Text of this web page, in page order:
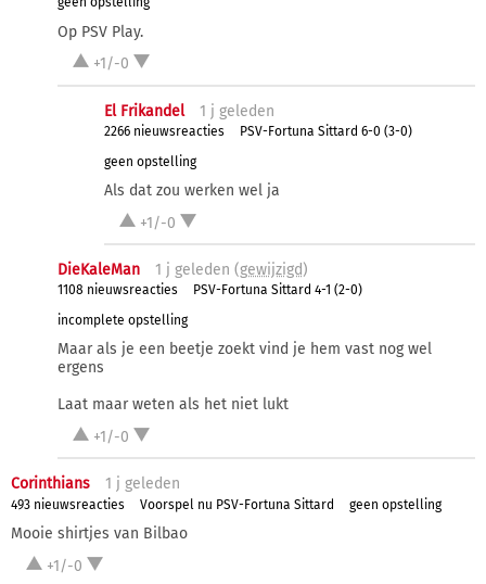
Op PSV Play.
+1/-0
El Frikandel 1 j geleden
2266 nieuwsreacties
PSV-Fortuna Sittard 6-0 (3-0)
geen opstelling
Als dat zou werken wel ja
+1/-0
DieKaleMan 1 j geleden (gewijzigd)
1108 nieuwsreacties
PSV-Fortuna Sittard 4-1 (2-0)
incomplete opstelling
Maar als je een beetje zoekt vind je hem vast nog wel
ergens
Laat maar weten als het niet lukt
+1/-0
Corinthians 1 j geleden
493 nieuwsreacties Voorspel nu PSV-Fortuna Sittard geen opstelling
Mooie shirtjes van Bilbao
+1/-0